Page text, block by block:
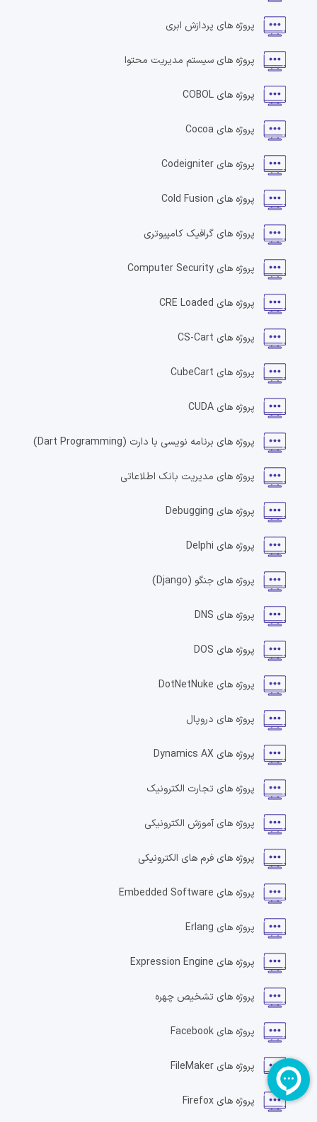
پروژه های پردازش ابری
پروژه های سیستم مدیریت محتوا
پروژه های COBOL
پروژه های Cocoa
پروژه های Codeigniter
پروژه های Cold Fusion
پروژه های گرافیک کامپیوتری
پروژه های Computer Security
پروژه های CRE Loaded
پروژه های CS-Cart
پروژه های CubeCart
پروژه های CUDA
پروژه های برنامه نویسی با دارت (Dart Programming)
پروژه های مدیریت بانک اطلاعاتی
پروژه های Debugging
پروژه های Delphi
پروژه های جنگو (Django)
پروژه های DNS
پروژه های DOS
پروژه های DotNetNuke
پروژه های دروپال
پروژه های Dynamics AX
پروژه های تجارت الکترونیک
پروژه های آموزش الکترونیکی
پروژه های فرم های الکترونیکی
پروژه های Embedded Software
پروژه های Erlang
پروژه های Expression Engine
پروژه های تشخیص چهره
پروژه های Facebook
پروژه های FileMaker
پروژه های Firefox